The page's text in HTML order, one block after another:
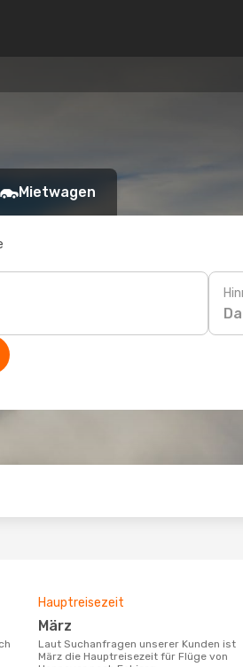
Mietwagen
Hauptreisezeit
März
Laut Suchanfragen unserer Kunden ist
März die Hauptreisezeit für Flüge von